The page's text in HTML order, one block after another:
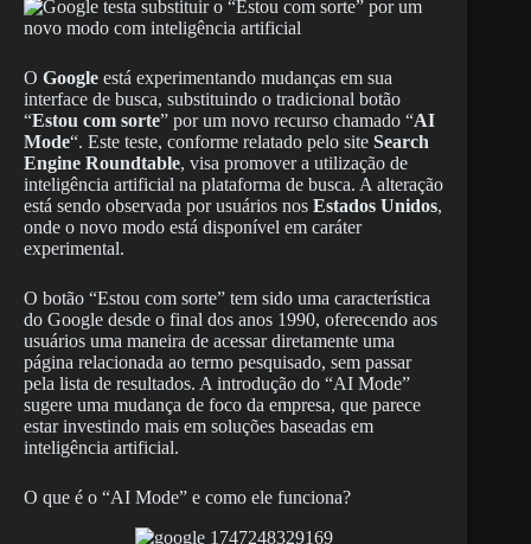
O Google está experimentando mudanças em sua
interface de busca, substituindo o tradicional botão
“Estou com sorte” por um novo recurso chamado “AI
Mode“. Este teste, conforme relatado pelo site Search
Engine Roundtable, visa promover a utilização de
inteligência artificial na plataforma de busca. A alteração
está sendo observada por usuários nos Estados Unidos,
onde o novo modo está disponível em caráter
experimental.
O botão “Estou com sorte” tem sido uma característica
do Google desde o final dos anos 1990, oferecendo aos
usuários uma maneira de acessar diretamente uma
página relacionada ao termo pesquisado, sem passar
pela lista de resultados. A introdução do “AI Mode”
sugere uma mudança de foco da empresa, que parece
estar investindo mais em soluções baseadas em
inteligência artificial.
O que é o “AI Mode” e como ele funciona?